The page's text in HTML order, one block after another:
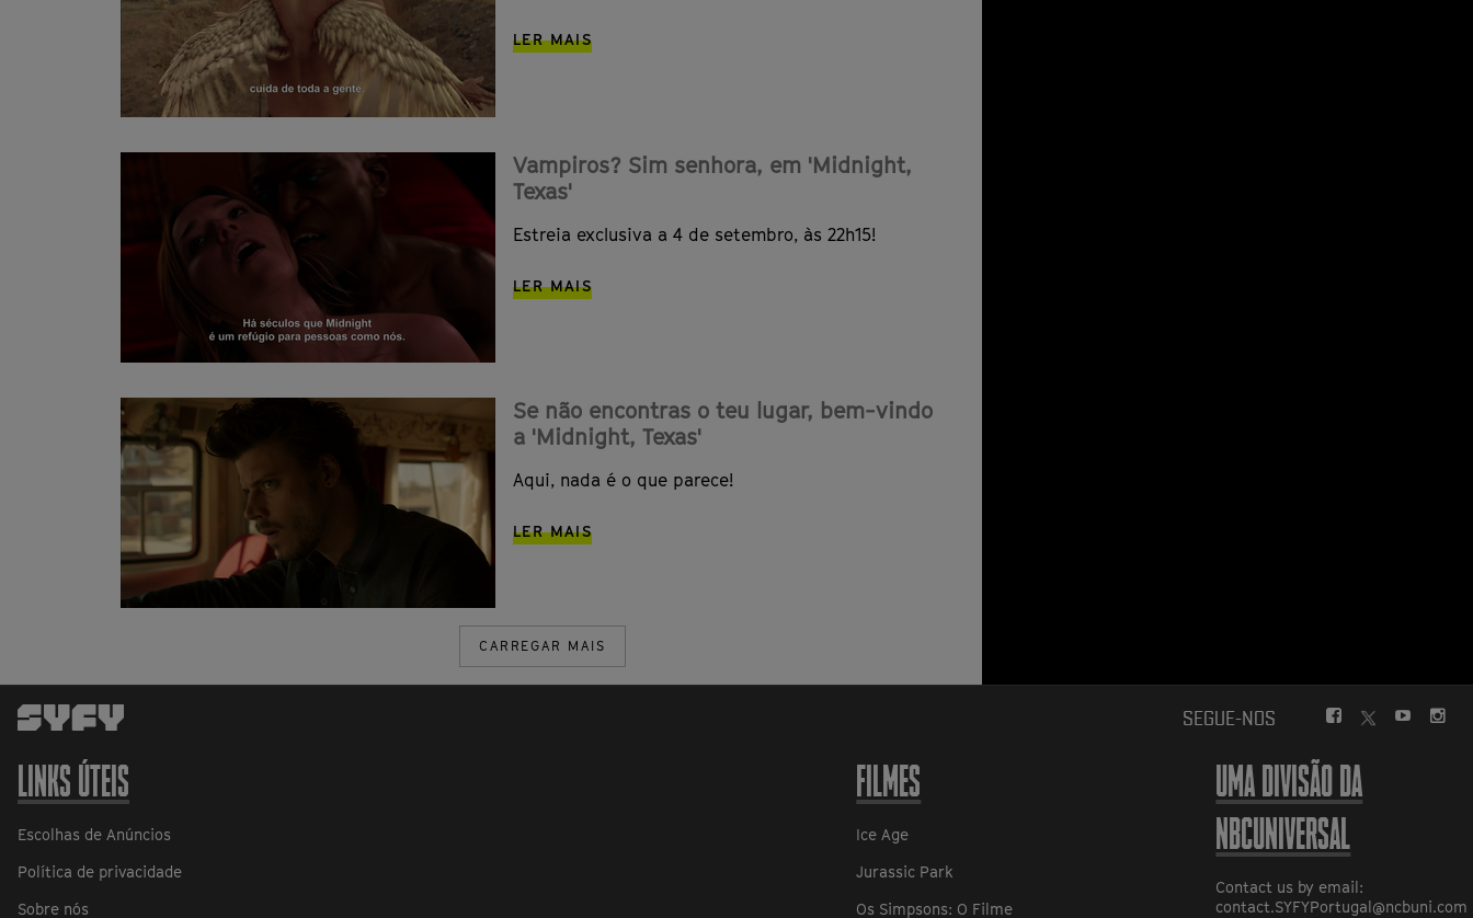
LER MAIS
Vampiros? Sim senhora, em 'Midnight,
Texas'
Estreia exclusiva a 4 de setembro, às 22h15!
LER MAIS
Se não encontras o teu lugar, bem-vindo
a 'Midnight, Texas'
Aqui, nada é o que parece!
LER MAIS
CARREGAR MAIS
SEGUE-NOS
FACEBOOK
YOUTUBE
LINKS ÚTEIS
Escolhas de Anúncios
Política de privacidade
Sobre nós
FILMES
Ice Age
Jurassic Park
Os Simpsons: O Filme
UMA DIVISÃO DA
NBCUNIVERSAL
Contact us by email:
contact.SYFYPortugal@ncbuni.com